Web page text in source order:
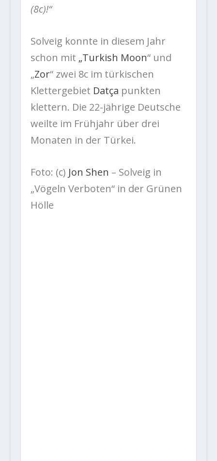
(8c)!“
Solveig konnte in diesem Jahr
schon mit „Turkish Moon“ und
„Zor“ zwei 8c im türkischen
Klettergebiet Datça punkten
klettern. Die 22-jährige Deutsche
weilte im Frühjahr über drei
Monaten in der Türkei.
Foto: (c) Jon Shen – Solveig in
„Vögeln Verboten“ in der Grünen
Hölle